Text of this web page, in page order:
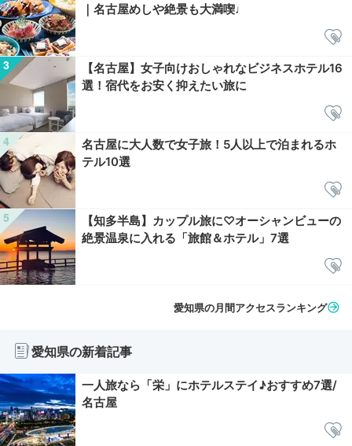
｜名古屋めしや絶景も大満喫♩
【名古屋】女子向けおしゃれなビジネスホテル16
選！宿代をお安く抑えたい旅に
名古屋に大人数で女子旅！5人以上で泊まれるホ
テル10選
【知多半島】カップル旅に♡オーシャンビューの
絶景温泉に入れる「旅館＆ホテル」7選
愛知県の月間アクセスランキング
愛知県の新着記事
一人旅なら「栄」にホテルステイ♪おすすめ7選/
名古屋